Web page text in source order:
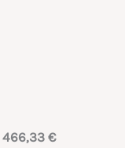
466,33 €